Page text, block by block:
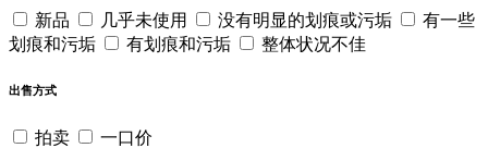
新品 几乎未使用 没有明显的划痕或污垢
有一些
划痕和污垢
有划痕和污垢 整体状况不佳
出售方式
拍卖 一口价